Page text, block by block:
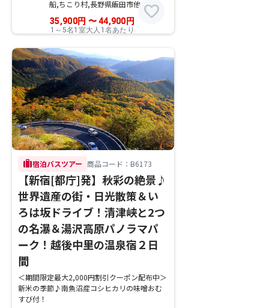
船,ちこり村,長野県飯田市他
35,900円 〜44,900 円
1～5名1室大人1名あたり
favorite
trip宿泊バスツアー 商品コード：B6173
【新宿[都庁]発】秋彩の絶景♪
世界遺産の街・日光散策＆い
ろは坂ドライブ！清津峡と2つ
の名瀑＆湯沢高原パノラマパ
ーク！越後中里の温泉宿２日
間
＜期間限定最大2,000円割引クーポン配布中＞
新米の季節♪南魚沼産コシヒカリの味噌おむ
すび付！